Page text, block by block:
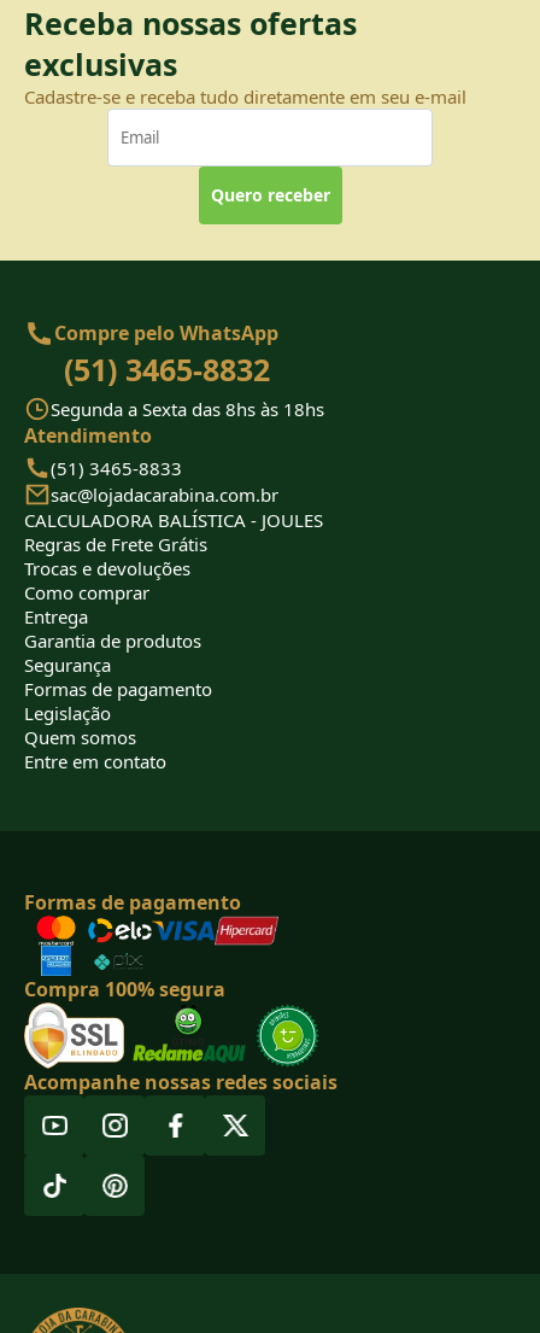
Receba nossas ofertas
exclusivas
Cadastre-se e receba tudo diretamente em seu e-mail
Quero receber
Compre pelo WhatsApp
(51) 3465-8832
Segunda a Sexta das 8hs às 18hs
Atendimento
(51) 3465-8833
sac@lojadacarabina.com.br
CALCULADORA BALÍSTICA - JOULES
Regras de Frete Grátis
Trocas e devoluções
Como comprar
Entrega
Garantia de produtos
Segurança
Formas de pagamento
Legislação
Quem somos
Entre em contato
Formas de pagamento
Compra 100% segura
Acompanhe nossas redes sociais